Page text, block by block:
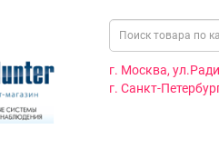
г. Москва,
г. Санкт-